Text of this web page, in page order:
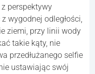
perspektywy
wygodnej odległości,
ziemi, przy linii wody
takie kąty, nie
przedłużanego selfie
ustawiając swój